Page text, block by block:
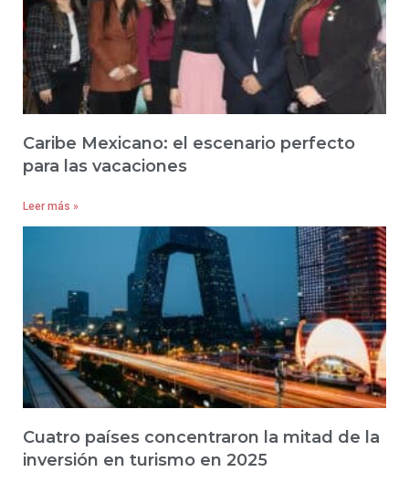
Caribe Mexicano: el escenario perfecto
para las vacaciones
Leer más »
Cuatro países concentraron la mitad de la
inversión en turismo en 2025